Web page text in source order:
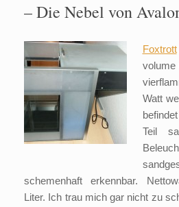
– Die Nebel von
Foxtrott
volume
Watt
Teil
schemenhaft erkennbar.
Liter. Ich trau mich gar nicht zu